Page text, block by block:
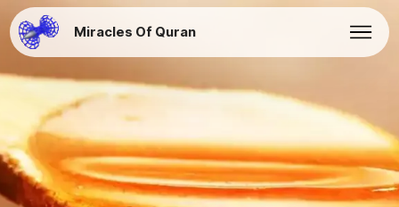
Miracles Of Quran